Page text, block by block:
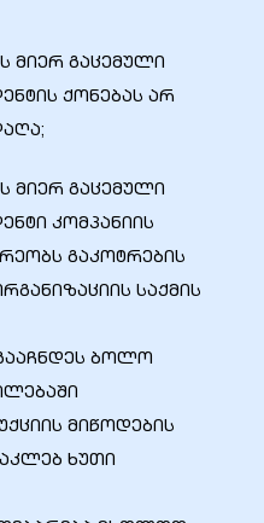
მიერ გაცემული
ქონებას არ
მიერ გაცემული
კომპანიის
გაკოტრების
საქმის
ბოლო
მიწოდების
ხუთი